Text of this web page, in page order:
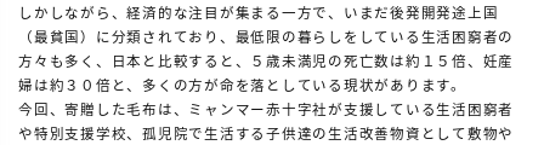
しかしながら、経済的な注目が集まる一方で、いまだ後発開発途上国
（最貧国）に分類されており、最低限の暮らしをしている生活困窮者の
方々も多く、日本と比較すると、５歳未満児の死亡数は約１５倍、妊産
婦は約３０倍と、多くの方が命を落としている現状があります。
今回、寄贈した毛布は、ミャンマー赤十字社が支援している生活困窮者
や特別支援学校、孤児院で生活する子供達の生活改善物資として敷物や